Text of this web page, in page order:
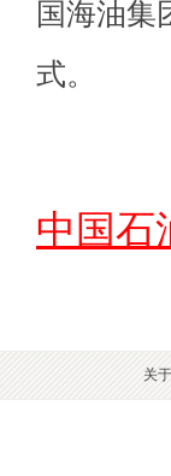
国海油集
式。
中国石
关